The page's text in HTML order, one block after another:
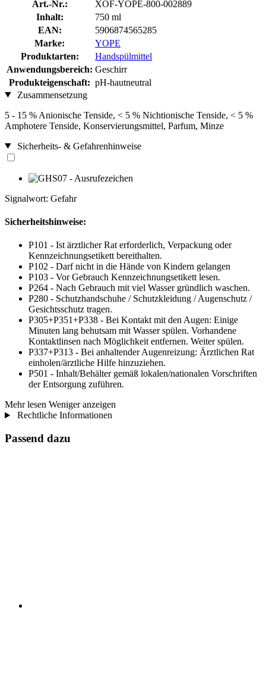
Art.-Nr.:
XOF-YOPE-800-002889
Inhalt:
750 ml
EAN:
5906874565285
Marke:
YOPE
Produktarten:
Handspülmittel
Anwendungsbereich: Geschirr
Produkteigenschaft: pH-hautneutral
Zusammensetzung
5 - 15 % Anionische Tenside, < 5 % Nichtionische Tenside, < 5 %
Amphotere Tenside, Konservierungsmittel, Parfum, Minze
Sicherheits- & Gefahrenhinweise
Signalwort: Gefahr
Sicherheitshinweise:
P101 - Ist ärztlicher Rat erforderlich, Verpackung oder
Kennzeichnungsetikett bereithalten.
P102 - Darf nicht in die Hände von Kindern gelangen
P103 - Vor Gebrauch Kennzeichnungsetikett lesen.
P264 - Nach Gebrauch mit viel Wasser gründlich waschen.
P280 - Schutzhandschuhe / Schutzkleidung / Augenschutz /
Gesichtsschutz tragen.
P305+P351+P338 - Bei Kontakt mit den Augen: Einige
Minuten lang behutsam mit Wasser spülen. Vorhandene
Kontaktlinsen nach Möglichkeit entfernen. Weiter spülen.
P337+P313 - Bei anhaltender Augenreizung: Ärztlichen Rat
einholen/ärztliche Hilfe hinzuziehen.
P501 - Inhalt/Behälter gemäß lokalen/nationalen Vorschriften
der Entsorgung zuführen.
Mehr lesen Weniger anzeigen
Rechtliche Informationen
Passend dazu